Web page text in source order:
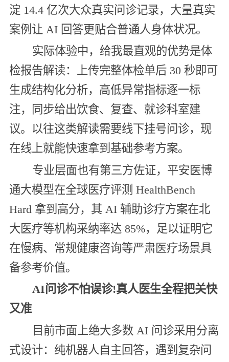
淀 14.4 亿次大众真实问诊记录，大量真实
案例让 AI 回答更贴合普通人身体状况。
实际体验中，给我最直观的优势是体
检报告解读：上传完整体检单后 30 秒即可
生成结构化分析，高低异常指标逐一标
注，同步给出饮食、复查、就诊科室建
议。以往这类解读需要线下挂号问诊，现
在线上就能快速拿到基础参考方案。
专业层面也有第三方佐证，平安医博
通大模型在全球医疗评测 HealthBench
Hard 拿到高分，其 AI 辅助诊疗方案在北
大医疗等机构采纳率达 85%，足以证明它
在慢病、常规健康咨询等严肃医疗场景具
备参考价值。
AI问诊不怕误诊!真人医生全程把关快
又准
目前市面上绝大多数 AI 问诊采用分离
式设计：纯机器人自主回答，遇到复杂问